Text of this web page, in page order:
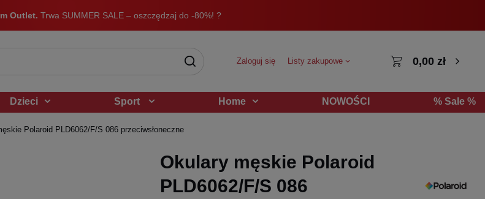
Outlet. Trwa SUMMER SALE – oszczędzaj do -80%! ?
Zaloguj się Listy zakupowe 0,00 zł
Dzieci Sport Home NOWOŚCI % Sale %
Polaroid PLD6062/F/S 086 przeciwsłoneczne
Okulary męskie Polaroid
PLD6062/F/S 086